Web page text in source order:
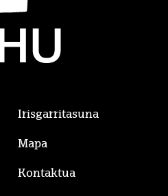
Irisgarritasuna
Mapa
Kontaktua